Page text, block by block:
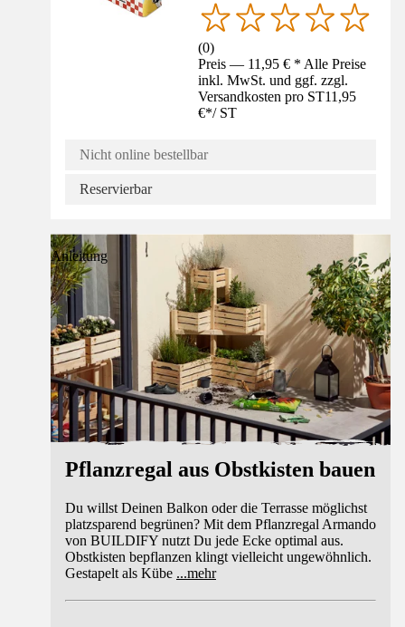
(0)
Preis — 11,95 € * Alle Preise
inkl. MwSt. und ggf. zzgl.
Versandkosten pro ST11,95
€*/ ST
Nicht online bestellbar
Reservierbar
Anleitung
Pflanzregal aus Obstkisten bauen
Du willst Deinen Balkon oder die Terrasse möglichst
platzsparend begrünen? Mit dem Pflanzregal Armando
von BUILDIFY nutzt Du jede Ecke optimal aus.
Obstkisten bepflanzen klingt vielleicht ungewöhnlich.
Gestapelt als Kübe ...mehr